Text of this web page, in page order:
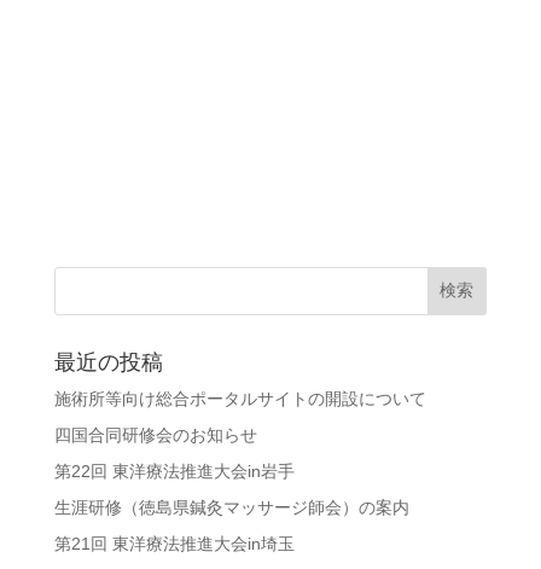
最近の投稿
施術所等向け総合ポータルサイトの開設について
四国合同研修会のお知らせ
第22回 東洋療法推進大会in岩手
生涯研修（徳島県鍼灸マッサージ師会）の案内
第21回 東洋療法推進大会in埼玉